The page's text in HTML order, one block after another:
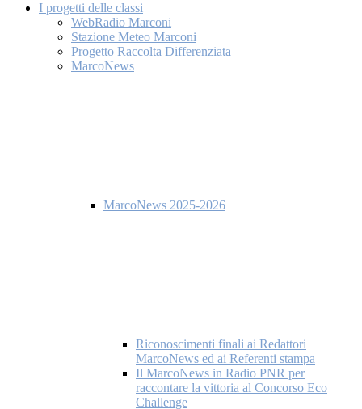
I progetti delle classi
WebRadio Marconi
Stazione Meteo Marconi
Progetto Raccolta Differenziata
MarcoNews
MarcoNews 2025-2026
Riconoscimenti finali ai Redattori
MarcoNews ed ai Referenti stampa
Il MarcoNews in Radio PNR per
raccontare la vittoria al Concorso Eco
Challenge